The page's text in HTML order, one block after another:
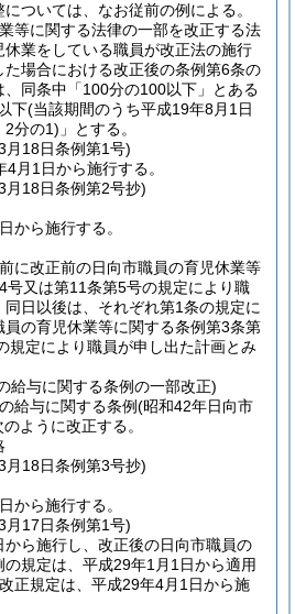
ついては、なお従前の例による。
等に関する法律の一部を改正する法
業をしている職員が改正法の施行
た場合における改正後の条例第6条の
同条中「100分の100以下」とある
下(当該期間のうち平成19年8月1日
2分の1) 」とする。
月18日条例第1号)
月1日から施行する。
月18日条例第2号抄)
から施行する。
に改正前の日向市職員の育児休業等
号又は第11条第5号の規定により職
日以後は、それぞれ第1条の規定に
員の育児休業等に関する条例第3条第
規定により職員が申し出た計画とみ
給与に関する条例の一部改正)
給与に関する条例(昭和42年日向市
ように改正する。
月18日条例第3号抄)
から施行する。
月17日条例第1号)
から施行し、改正後の日向市職員の
規定は、平成29年1月1日から適用
正規定は、平成29年4月1日から施